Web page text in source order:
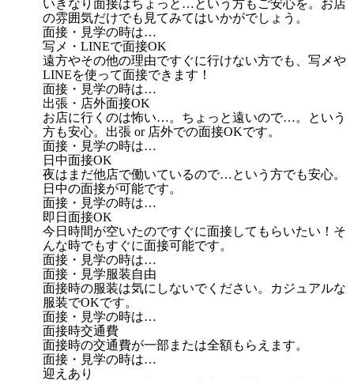
いきなり面接はちょっと…という方もご安心を。お店
の雰囲気だけでも見てみてはいかがでしょう。
面接・見学の時は…
写メ・LINEで面接OK
遠方やその他の理由ですぐに行けない方でも、写メや
LINEを使って面接できます！
面接・見学の時は…
出張・店外面接OK
お店に行くのは怖い…。ちょっと遠いので…。という
方も安心。出張 or 店外での面接OKです。
面接・見学の時は…
日中面接OK
夜はまだ他店で働いているので…という方でも安心。
日中の面接が可能です。
面接・見学の時は…
即日面接OK
今日時間が空いたのですぐに面接してもらいたい！そ
んな時でもすぐに面接可能です。
面接・見学の時は…
面接・見学服装自由
面接時の服装は気にしないでください。カジュアルな
服装でOKです。
面接・見学の時は…
面接時交通費
面接時の交通費が一部または全額もらえます。
面接・見学の時は…
迎えあり